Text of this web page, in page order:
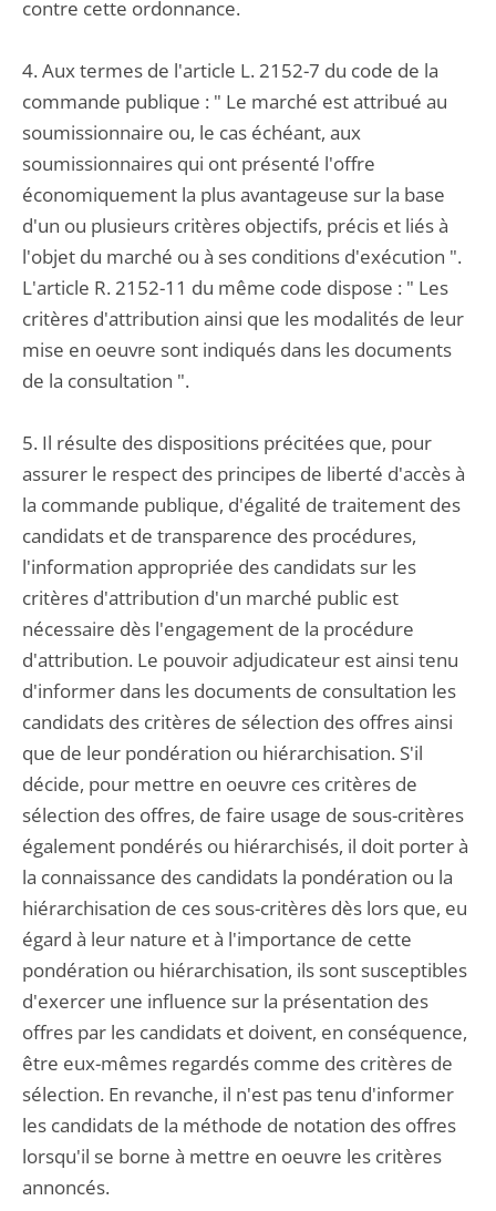
contre cette ordonnance.
4. Aux termes de l'article L. 2152-7 du code de la
commande publique : " Le marché est attribué au
soumissionnaire ou, le cas échéant, aux
soumissionnaires qui ont présenté l'offre
économiquement la plus avantageuse sur la base
d'un ou plusieurs critères objectifs, précis et liés à
l'objet du marché ou à ses conditions d'exécution ".
L'article R. 2152-11 du même code dispose : " Les
critères d'attribution ainsi que les modalités de leur
mise en oeuvre sont indiqués dans les documents
de la consultation ".
5. Il résulte des dispositions précitées que, pour
assurer le respect des principes de liberté d'accès à
la commande publique, d'égalité de traitement des
candidats et de transparence des procédures,
l'information appropriée des candidats sur les
critères d'attribution d'un marché public est
nécessaire dès l'engagement de la procédure
d'attribution. Le pouvoir adjudicateur est ainsi tenu
d'informer dans les documents de consultation les
candidats des critères de sélection des offres ainsi
que de leur pondération ou hiérarchisation. S'il
décide, pour mettre en oeuvre ces critères de
sélection des offres, de faire usage de sous-critères
également pondérés ou hiérarchisés, il doit porter à
la connaissance des candidats la pondération ou la
hiérarchisation de ces sous-critères dès lors que, eu
égard à leur nature et à l'importance de cette
pondération ou hiérarchisation, ils sont susceptibles
d'exercer une influence sur la présentation des
offres par les candidats et doivent, en conséquence,
être eux-mêmes regardés comme des critères de
sélection. En revanche, il n'est pas tenu d'informer
les candidats de la méthode de notation des offres
lorsqu'il se borne à mettre en oeuvre les critères
annoncés.